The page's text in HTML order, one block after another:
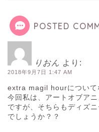
POSTED
りおん より:
2018年9月7日 1:47 AM
extra magil hourについて
今回私は、アートオブア
ですが、そちらもディズ
でしょうか？？